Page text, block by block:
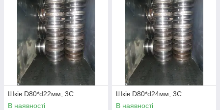
Шків D80*d22мм, 3С
В наявності
Шків D80*d24мм, 3С
В наявності